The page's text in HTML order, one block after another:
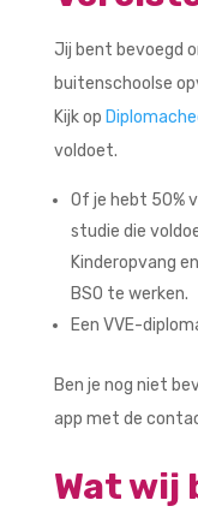
Jij bent bevoegd
buitenschoolse
Kijk op
voldoet.
Of je hebt 50%
studie die
Kinderopvang
BSO te werken.
Een VVE-
Ben je nog niet
app met de
Wat wij